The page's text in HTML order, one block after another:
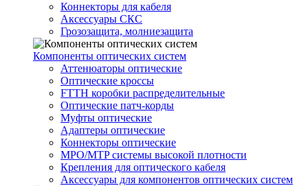
Коннекторы для кабеля
Аксессуары СКС
Грозозащита, молниезащита
Компоненты оптических систем
Аттенюаторы оптические
Оптические кроссы
FTTH коробки распределительные
Оптические патч-корды
Муфты оптические
Адаптеры оптические
Коннекторы оптические
MPO/MTP системы высокой плотности
Крепления для оптического кабеля
Аксессуары для компонентов оптических систем